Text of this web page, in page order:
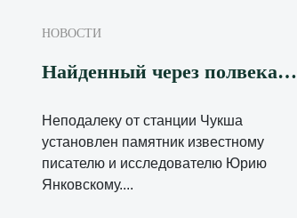
НОВОСТИ
Найденный через полвека…
Неподалеку от станции Чукша
установлен памятник известному
писателю и исследователю Юрию
Янковскому....